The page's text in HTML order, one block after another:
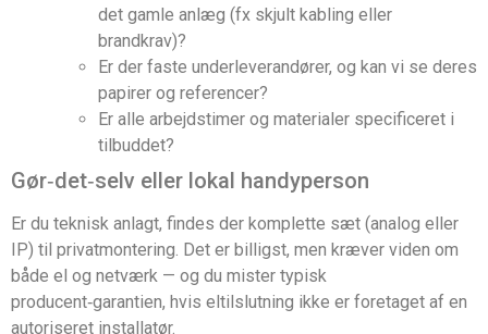
det gamle anlæg (fx skjult kabling eller
brandkrav)?
Er der faste underleverandører, og kan vi se deres
papirer og referencer?
Er alle arbejdstimer og materialer specificeret i
tilbuddet?
Gør‑det‑selv eller lokal handyperson
Er du teknisk anlagt, findes der komplette sæt (analog eller
IP) til privatmontering. Det er billigst, men kræver viden om
både el og netværk — og du mister typisk
producent‑garantien, hvis eltilslutning ikke er foretaget af en
autoriseret installatør.